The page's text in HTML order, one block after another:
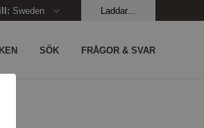
: Sweden Laddar...
SÖK FRÅGOR & SVAR